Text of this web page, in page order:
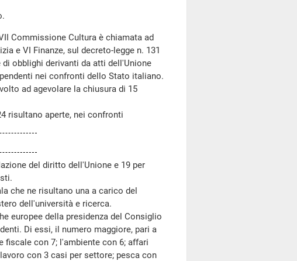
Commissione Cultura è chiamata ad
e VI Finanze, sul decreto-legge n. 131
obblighi derivanti da atti dell'Unione
nei confronti dello Stato italiano.
ad agevolare la chiusura di 15
risultano aperte, nei confronti
del diritto dell'Unione e 19 per
che ne risultano una a carico del
dell'università e ricerca.
europee della presidenza del Consiglio
Di essi, il numero maggiore, pari a
con 7; l'ambiente con 6; affari
con 3 casi per settore; pesca con